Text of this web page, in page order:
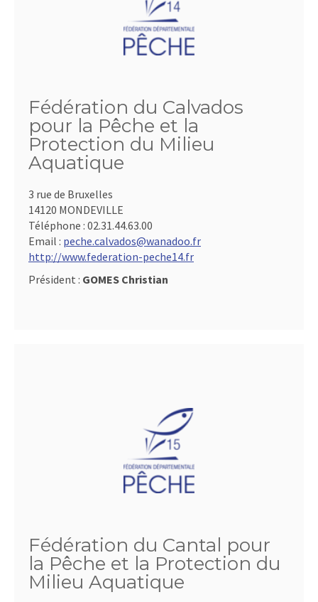
Fédération du Calvados
pour la Pêche et la
Protection du Milieu
Aquatique
3 rue de Bruxelles
14120 MONDEVILLE
Téléphone : 02.31.44.63.00
Email : peche.calvados@wanadoo.fr
http://www.federation-peche14.fr
Président : GOMES Christian
Fédération du Cantal pour
la Pêche et la Protection du
Milieu Aquatique